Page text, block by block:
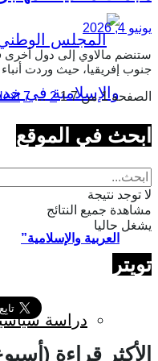
اللغة العربية في
العربية والإسلامية”
دراسة
يونيو 4, 2026
ستنضم مالاوي إلى دول أخرى
جنوب إفريقيا، حيث وردت
الصفحة 1 من 7
1
2
…
7
ابحث في الموقع
لا توجد نتيجة
مشاهدة جميع النتائج
يشغل حاليا
تويتر
الأكثر قراءة